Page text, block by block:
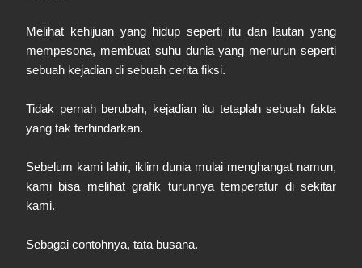
Melihat kehijuan yang hidup seperti itu dan lautan yang
mempesona, membuat suhu dunia yang menurun seperti
sebuah kejadian di sebuah cerita fiksi.
Tidak pernah berubah, kejadian itu tetaplah sebuah fakta
yang tak terhindarkan.
Sebelum kami lahir, iklim dunia mulai menghangat namun,
kami bisa melihat grafik turunnya temperatur di sekitar
kami.
Sebagai contohnya, tata busana.